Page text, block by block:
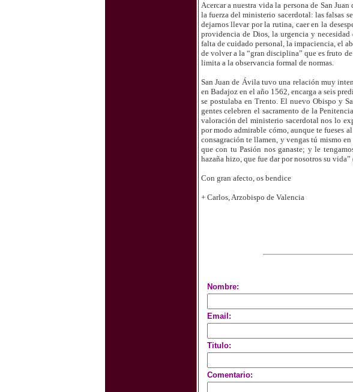
Acercar a nuestra vida la persona de San
la fuerza del ministerio sacerdotal: las falsas
dejarnos llevar por la rutina, caer en la
providencia de Dios, la urgencia y
falta de cuidado personal, la impaciencia, el
de volver a la “gran disciplina” que es fruto
limita a la observancia formal de normas.
San Juan de Ávila tuvo una relación muy
en Badajoz en el año 1562, encarga a seis
se postulaba en Trento. El nuevo Obispo y
gentes celebren el sacramento de la
valoración del ministerio sacerdotal nos lo
por modo admirable cómo, aunque te fueses
consagración te llamen, y vengas tú mismo
que con tu Pasión nos ganaste; y le
hazaña hizo, que fue dar por nosotros su
Con gran afecto, os bendice
+ Carlos, Arzobispo de Valencia
Nombre:
Email:
Titulo:
Comentario: